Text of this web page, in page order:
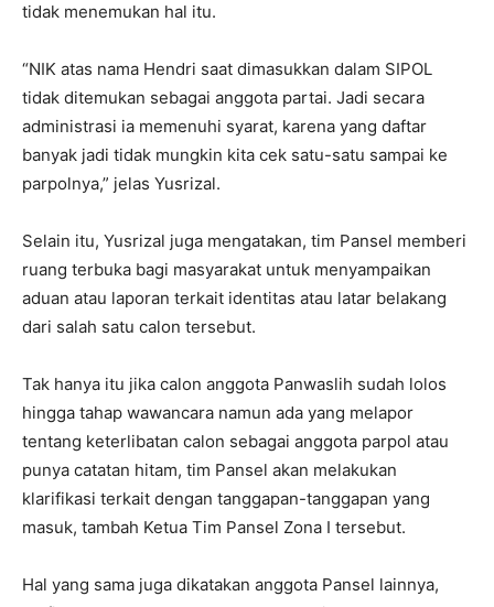
tidak menemukan hal itu.
“NIK atas nama Hendri saat dimasukkan dalam SIPOL
tidak ditemukan sebagai anggota partai. Jadi secara
administrasi ia memenuhi syarat, karena yang daftar
banyak jadi tidak mungkin kita cek satu-satu sampai ke
parpolnya,” jelas Yusrizal.
Selain itu, Yusrizal juga mengatakan, tim Pansel memberi
ruang terbuka bagi masyarakat untuk menyampaikan
aduan atau laporan terkait identitas atau latar belakang
dari salah satu calon tersebut.
Tak hanya itu jika calon anggota Panwaslih sudah lolos
hingga tahap wawancara namun ada yang melapor
tentang keterlibatan calon sebagai anggota parpol atau
punya catatan hitam, tim Pansel akan melakukan
klarifikasi terkait dengan tanggapan-tanggapan yang
masuk, tambah Ketua Tim Pansel Zona I tersebut.
Hal yang sama juga dikatakan anggota Pansel lainnya,